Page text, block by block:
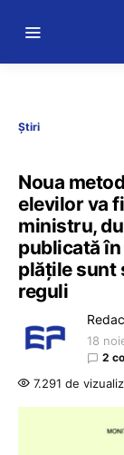
Știri
Noua
elevilor va
ministru,
publicată
plățile sunt
reguli
18
2
7.291 de